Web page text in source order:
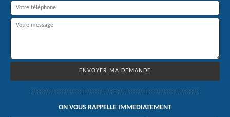
ON VOUS RAPPELLE IMMEDIATEMENT